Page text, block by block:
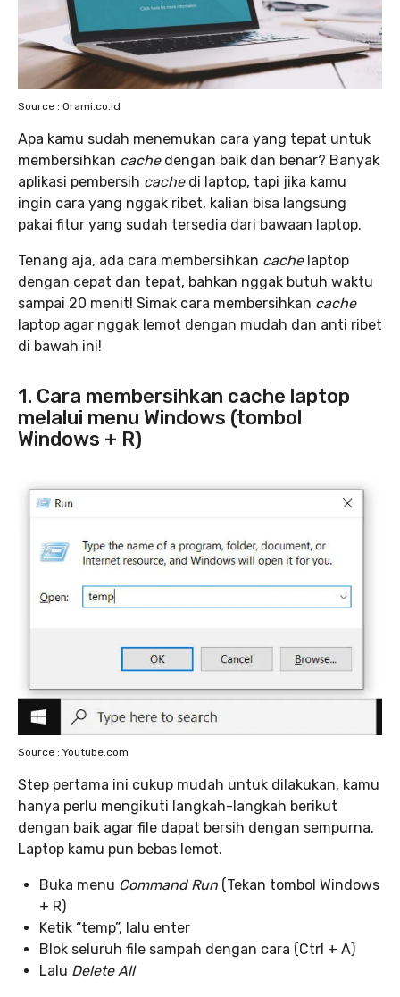
Source : Orami.co.id
Apa kamu sudah menemukan cara yang tepat untuk
membersihkan cachedengan baik dan benar? Banyak
aplikasi pembersih cachedi laptop, tapi jika kamu
ingin cara yang nggak ribet, kalian bisa langsung
pakai fitur yang sudah tersedia dari bawaan laptop.
Tenang aja, ada cara membersihkan cache laptop
dengan cepat dan tepat, bahkan nggak butuh waktu
sampai 20 menit! Simak cara membersihkan cache
laptop agar nggak lemot dengan mudah dan anti ribet
di bawah ini!
1. Cara membersihkan cache laptop
melalui menu Windows (tombol
Windows + R)
Source : Youtube.com
Step pertama ini cukup mudah untuk dilakukan, kamu
hanya perlu mengikuti langkah-langkah berikut
dengan baik agar file dapat bersih dengan sempurna.
Laptop kamu pun bebas lemot.
Buka menu Command Run (Tekan tombol Windows
+ R)
Ketik “temp”, lalu enter
Blok seluruh file sampah dengan cara (Ctrl + A)
Lalu Delete All